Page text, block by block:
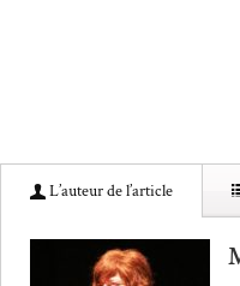
L’au­teur de l’article